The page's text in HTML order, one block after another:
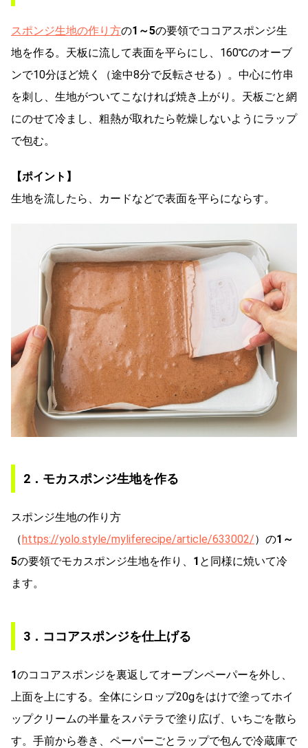
スポンジ生地の作り方の1～5の要領でココアスポンジ生
地を作る。天板に流して表面を平らにし、160℃のオーブ
ンで10分ほど焼く（途中8分で反転させる）。中心に竹串
を刺し、生地がついてこなければ焼き上がり。天板ごと網
にのせて冷まし、粗熱が取れたら乾燥しないようにラップ
で包む。
【ポイント】
生地を流したら、カードなどで表面を平らにならす。
2．モカスポンジ生地を作る
スポンジ生地の作り方
（https://yolo.style/myliferecipe/article/633002/）の1～
5の要領でモカスポンジ生地を作り、 1 と同様に焼いて冷
ます。
3．ココアスポンジを仕上げる
1のココアスポンジを裏返してオーブンペーパーを外し、
上面を上にする。全体にシロップ20gをはけで塗ってホイ
ップクリームの半量をスパテラで塗り広げ、いちごを散ら
す。手前から巻き、ペーパーごとラップで包んで冷蔵庫で